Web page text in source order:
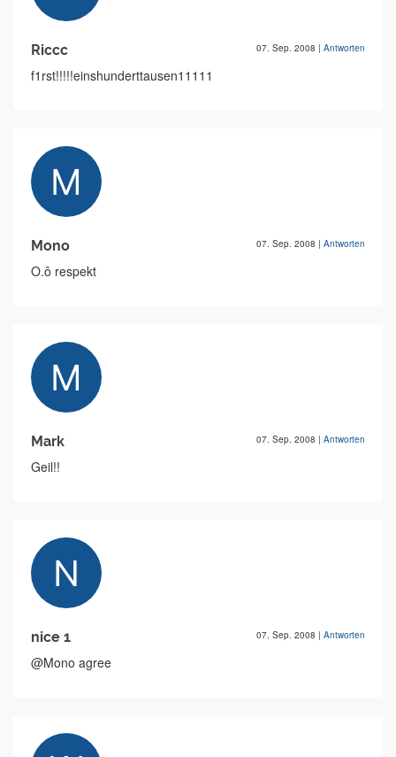
Riccc 07. Sep. 2008 | Antworten
f1rst!!!!!einshunderttausen11111
Mono 07. Sep. 2008 | Antworten
O.ô respekt
Mark 07. Sep. 2008 | Antworten
Geil!!
nice 1 07. Sep. 2008 | Antworten
@Mono agree